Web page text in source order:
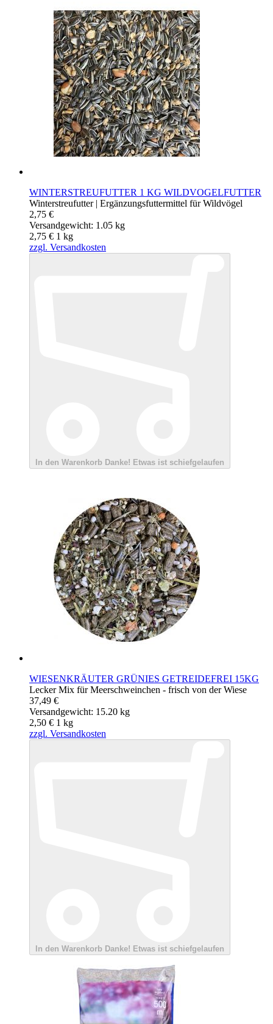
WINTERSTREUFUTTER 1 KG WILDVOGELFUTTER
Winterstreufutter | Ergänzungsfuttermittel für Wildvögel
2,75 €
Versandgewicht: 1.05 kg
2,75 € 1 kg
zzgl. Versandkosten
In den Warenkorb Danke! Etwas ist schiefgelaufen
WIESENKRÄUTER GRÜNIES GETREIDEFREI 15KG
Lecker Mix für Meerschweinchen - frisch von der Wiese
37,49 €
Versandgewicht: 15.20 kg
2,50 € 1 kg
zzgl. Versandkosten
In den Warenkorb Danke! Etwas ist schiefgelaufen